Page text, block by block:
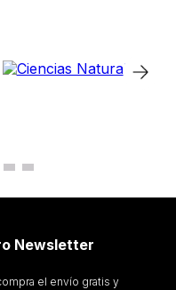
Newsletter
el envío gratis y